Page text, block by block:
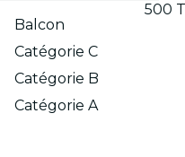
Balcon
Catégorie C
Catégorie B
Catégorie A
500